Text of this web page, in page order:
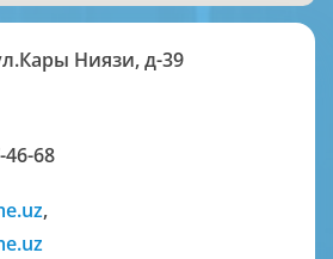
Ниязи, д-39
46-68
,